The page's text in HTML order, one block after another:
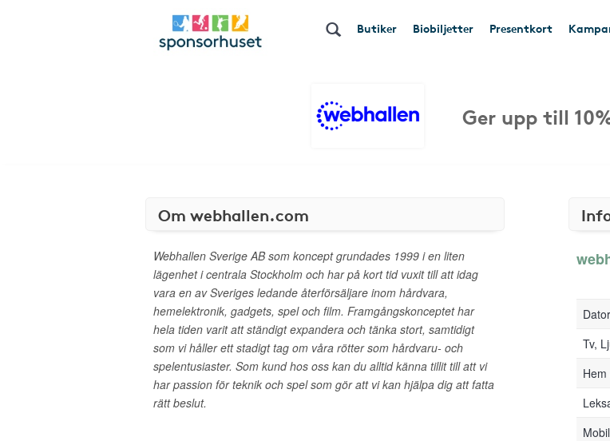
Butiker Biobiljetter Presentkort
Ger upp till
Om webhallen.com
Webhallen Sverige AB som koncept grundades 1999 i en liten
lägenhet i centrala Stockholm och har på kort tid vuxit till att idag
vara en av Sveriges ledande återförsäljare inom hårdvara,
hemelektronik, gadgets, spel och film. Framgångskonceptet har
hela tiden varit att ständigt expandera och tänka stort, samtidigt
som vi håller ett stadigt tag om våra rötter som hårdvaru- och
spelentusiaster. Som kund hos oss kan du alltid känna tillit till att vi
har passion för teknik och spel som gör att vi kan hjälpa dig att fatta
rätt beslut.
Tv,